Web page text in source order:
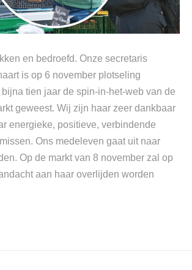
en bedroefd. Onze secretaris
is op 6 november plotseling
tien jaar de spin-in-het-web van de
geweest. Wij zijn haar zeer dankbaar
energieke, positieve, verbindende
Ons medeleven gaat uit naar
Op de markt van 8 november zal op
aan haar overlijden worden